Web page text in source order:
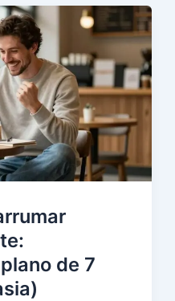
de 7